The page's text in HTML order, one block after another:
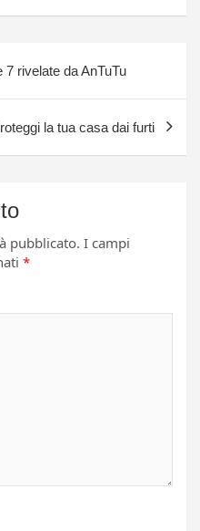
rivelate da AnTuTu
la tua casa dai furti
pubblicato. I campi
*